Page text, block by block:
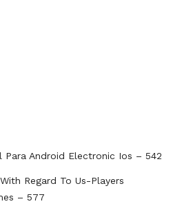
Para Android Electronic Ios – 542
Regard To Us-Players
– 577